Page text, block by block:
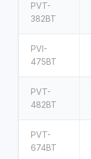
PVT-
382BT
PVI-
475BT
PVT-
482BT
PVT-
674BT